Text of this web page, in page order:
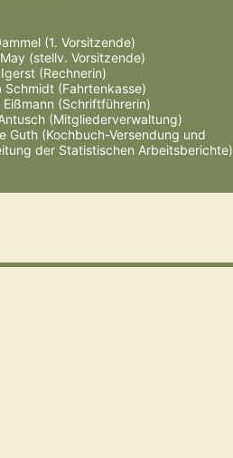
(1. Vorsitzende)
(stellv. Vorsitzende)
(Rechnerin)
Schmidt (Fahrtenkasse)
Eißmann (Schriftführerin)
(Mitgliederverwaltung)
Guth (Kochbuch-Versendung und
der Statistischen Arbeitsberichte)